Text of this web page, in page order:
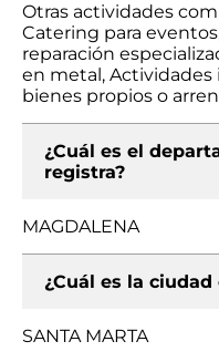
Otras actividades
Catering para
reparación
en metal, Actividades
bienes propios o
¿Cuál es el
registra?
MAGDALENA
¿Cuál es la
SANTA MARTA